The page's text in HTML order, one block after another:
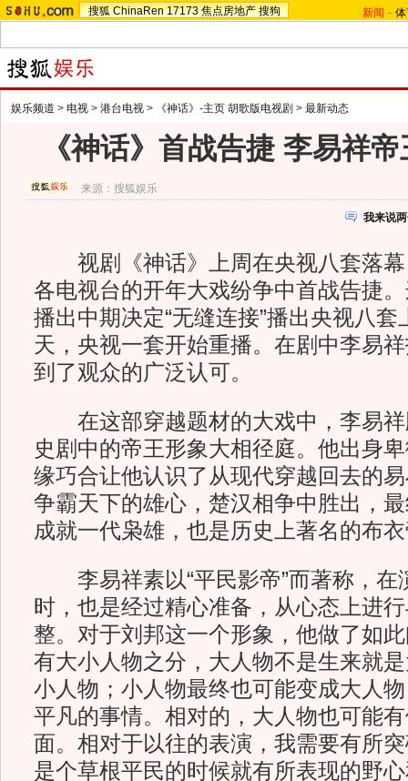
搜狐 ChinaRen 17173 焦点房地产 搜狗 新闻 -
娱乐频道 > 电视 > 港台电视 > 《神话》-主页 胡歌版电视剧 > 最新动态
《神话》首战告捷 李易祥
来源：搜狐娱乐
我来说
视剧《神话》上周在央视八套落幕
各电视台的开年大戏纷争中首战告捷
播出中期决定“无缝连接”播出央视八
天，央视一套开始重播。在剧中李易
到了观众的广泛认可。
在这部穿越题材的大戏中，李易祥
史剧中的帝王形象大相径庭。他出身
缘巧合让他认识了从现代穿越回去的
争霸天下的雄心，楚汉相争中胜出，
成就一代枭雄，也是历史上著名的布
李易祥素以“平民影帝”而著称，在
时，也是经过精心准备，从心态上进
整。对于刘邦这一个形象，他做了如
有大小人物之分，大人物不是生来就
小人物；小人物最终也可能变成大人
平凡的事情。相对的，大人物也可能
面。相对于以往的表演，我需要有所
是个草根平民的时候就有所表现的野